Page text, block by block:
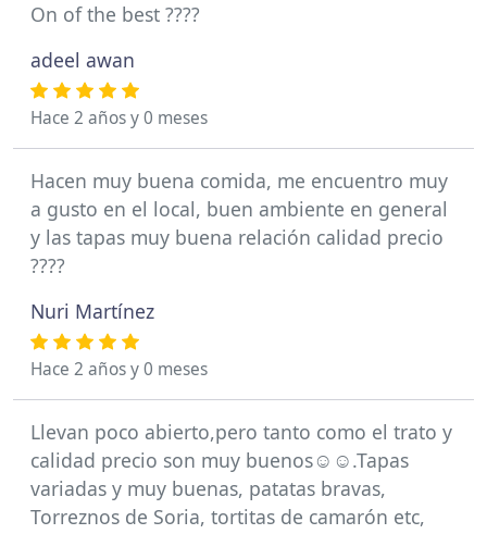
On of the best ????
adeel awan
Hace 2 años y 0 meses
Hacen muy buena comida, me encuentro muy
a gusto en el local, buen ambiente en general
y las tapas muy buena relación calidad precio
????
Nuri Martínez
Hace 2 años y 0 meses
Llevan poco abierto,pero tanto como el trato y
calidad precio son muy buenos☺️☺️.Tapas
variadas y muy buenas, patatas bravas,
Torreznos de Soria, tortitas de camarón etc,